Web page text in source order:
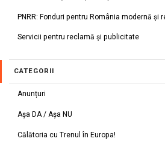
PNRR: Fonduri pentru România modernă și
Servicii pentru reclamă și publicitate
CATEGORII
Anunțuri
Așa DA / Așa NU
Călătoria cu Trenul în Europa!